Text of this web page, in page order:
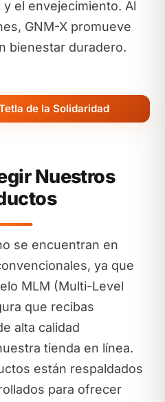
el envejecimiento. Al
GNM-X promueve
bienestar duradero.
de la Solidaridad
Nuestros
se encuentran en
ya que
MLM (Multi-Level
que recibas
alta calidad
tienda en línea.
están respaldados
para ofrecer